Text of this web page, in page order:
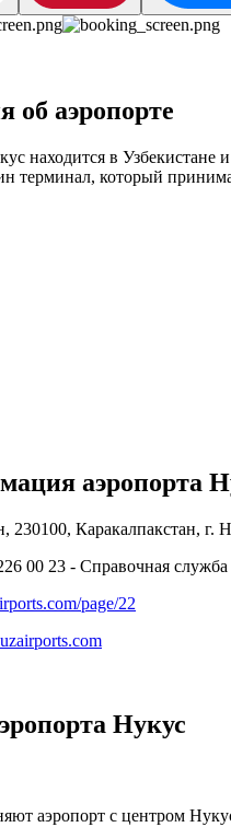
аэропорте
находится в Узбекистане
терминал, который
аэропорта
230100, Каракалпакстан, г.
00 23 - Справочная служба
page/22
Нукус
аэропорт с центром